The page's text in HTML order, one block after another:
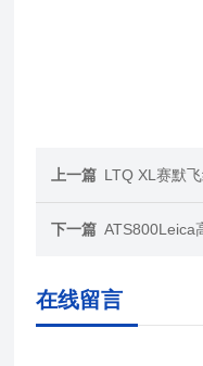
上一篇 LTQ XL赛默
下一篇 ATS800Leica
在线留言